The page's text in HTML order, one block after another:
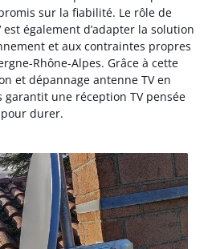
sur la fiabilité. Le rôle de
également d’adapter la solution
et aux contraintes propres
Rhône-Alpes. Grâce à cette
et dépannage antenne TV en
garantit une réception TV pensée
pour durer.